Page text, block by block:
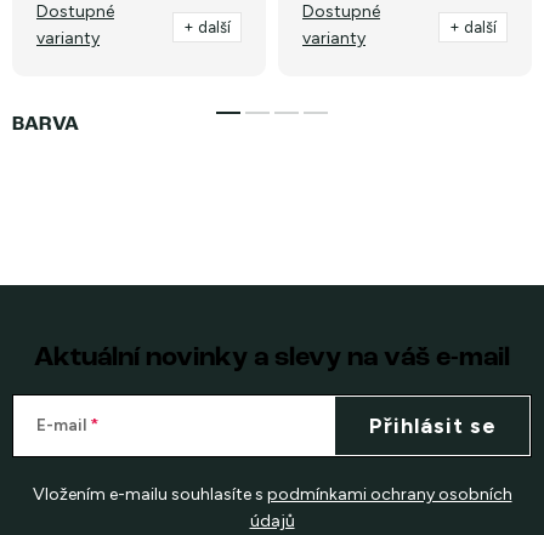
Dostupné
varianty
+ další
Dostupné
varianty
+ další
Aktuální novinky a slevy na váš e-mail
E-mail
Vložením e-mailu souhlasíte s podmínkami ochrany osobních
údajů
Přihlásit se